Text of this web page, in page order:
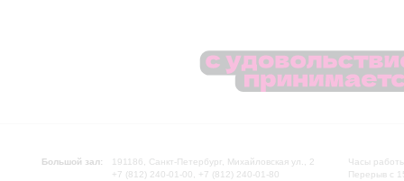
Большой зал:
191186, Санкт-Петербург, Михайловская ул., 2
+7 (812) 240-01-00, +7 (812) 240-01-80
Часы
Перерыв с